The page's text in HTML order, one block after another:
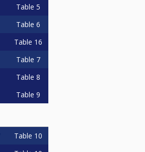
Table 5
Table 6
Table 16
Table 7
Table 8
Table 9
Table 10